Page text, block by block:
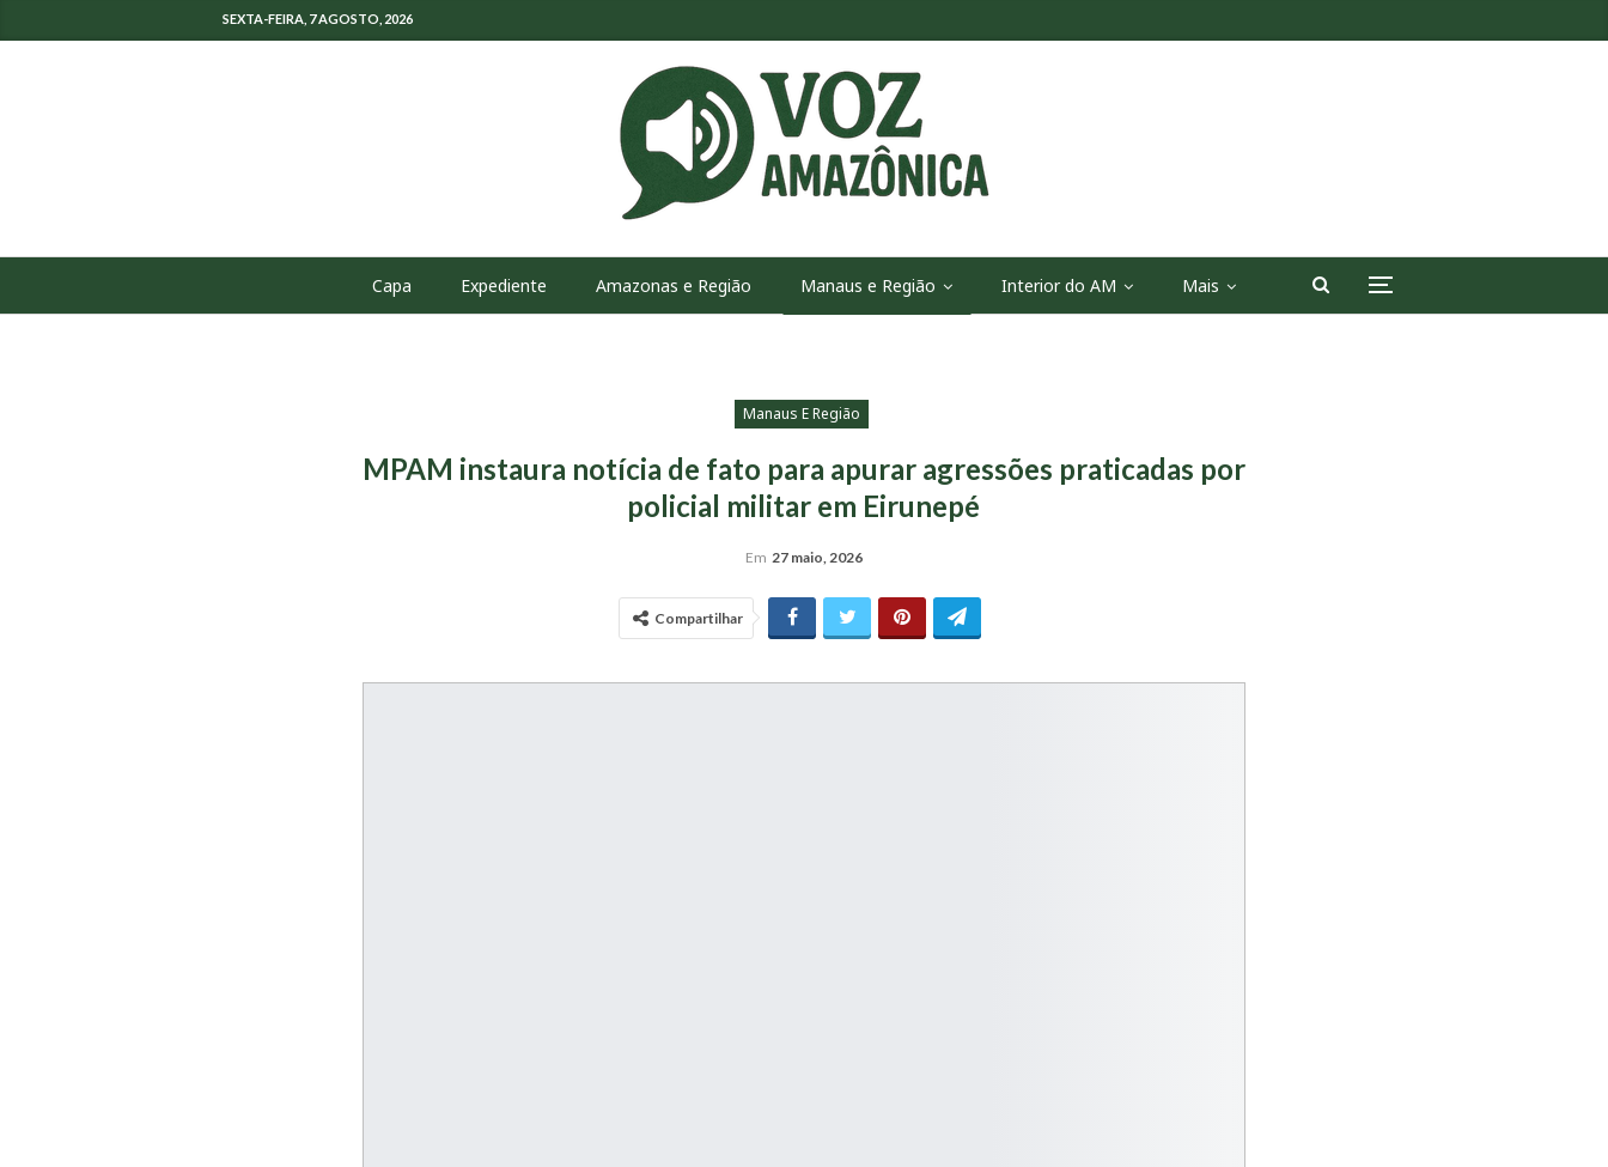
SEXTA-FEIRA, 7 AGOSTO, 2026
Capa Expediente Amazonas e Região Manaus e Região Interior do AM Mais
Manaus E Região
MPAM instaura notícia de fato para apurar agressões praticadas por
policial militar em Eirunepé
Em 27 maio, 2026
Compartilhar